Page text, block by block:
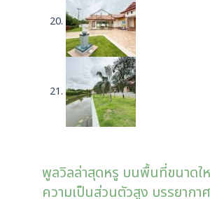
พูลวิลล่าสุดหรู บนพื้นที่ขนาดใ
ความเป็นส่วนตัวสูง บรรยากา